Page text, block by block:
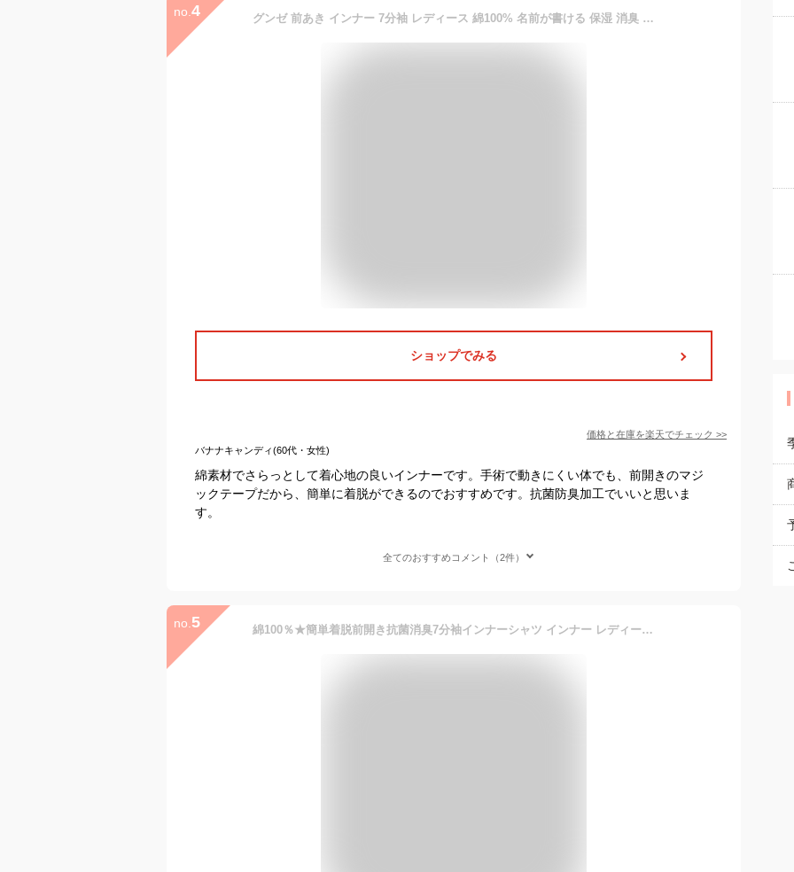
no. 4 グンゼ 前あき インナー 7分袖 レディース 綿100% 名前が書ける 保湿 消臭 抗菌防臭 ボタン掛け違い防止 らくちん 婦人 肌着 病院 施設 女性 下着 前開き 長袖 プレゼント ギフト GUNZE 愛情らくらく HW4034 S-LL
ショップでみる
価格と在庫を楽天でチェック >>
バナナキャンディ(60代・女性)
綿素材でさらっとして着心地の良いインナーです。手術で動きにくい体でも、前開きのマジ
ックテープだから、簡単に着脱ができるのでおすすめです。抗菌防臭加工でいいと思いま
す。
全てのおすすめコメント（2件）
no. 5 綿100％★簡単着脱前開き抗菌消臭7分袖インナーシャツ インナー レディース トップス 肌着 下着 前開き肌着 女性 七分袖 前あき コットン100％ ゆったり 大きいサイズ 薄手 敏感肌 介護 入院 高齢者 メール便